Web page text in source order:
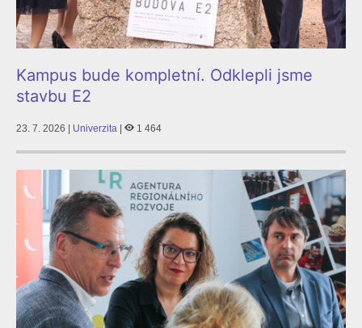
Kampus bude kompletní. Odklepli jsme
stavbu E2
23. 7. 2026 | Univerzita | 1 464